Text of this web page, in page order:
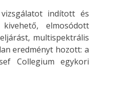
indított és
elmosódott
multispektrális
eredményt hozott: a
Collegium egykori